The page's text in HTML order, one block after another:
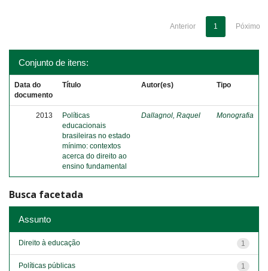
Anterior 1 Póximo
Conjunto de itens:
Data do
documento
Título Autor(es) Tipo
2013
Políticas
educacionais
brasileiras no estado
mínimo: contextos
acerca do direito ao
ensino fundamental
Dallagnol, Raquel Monografia
Busca facetada
Assunto
1
Direito à educação
1
Políticas públicas